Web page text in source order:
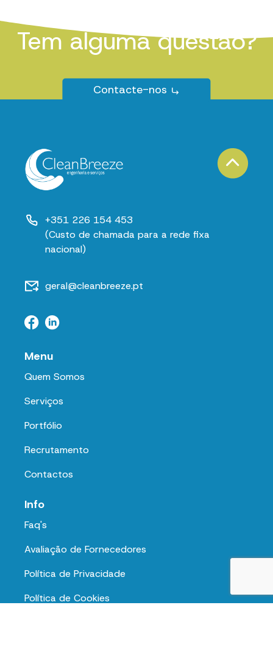
Tem alguma questão?
Contacte-nos
+351 226 154 453
(Custo de chamada para a rede fixa
nacional)
geral@cleanbreeze.pt
Menu
Quem Somos
Serviços
Portfólio
Recrutamento
Contactos
Info
Faq's
Avaliação de Fornecedores
Política de Privacidade
Política de Cookies